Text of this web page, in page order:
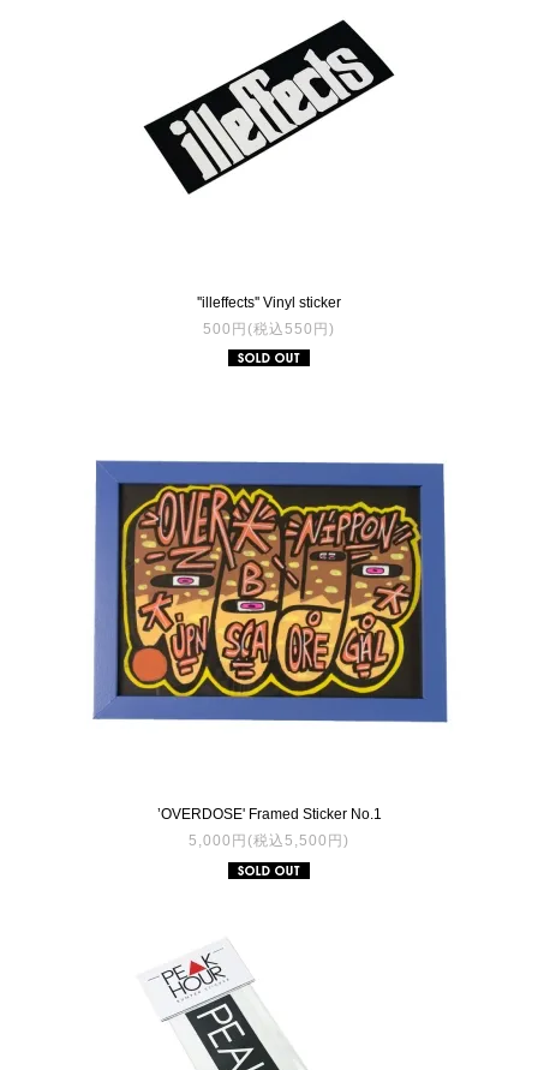
''illeffects'' Vinyl sticker
500円(税込550円)
’OVERDOSE' Framed Sticker No.1
5,000円(税込5,500円)